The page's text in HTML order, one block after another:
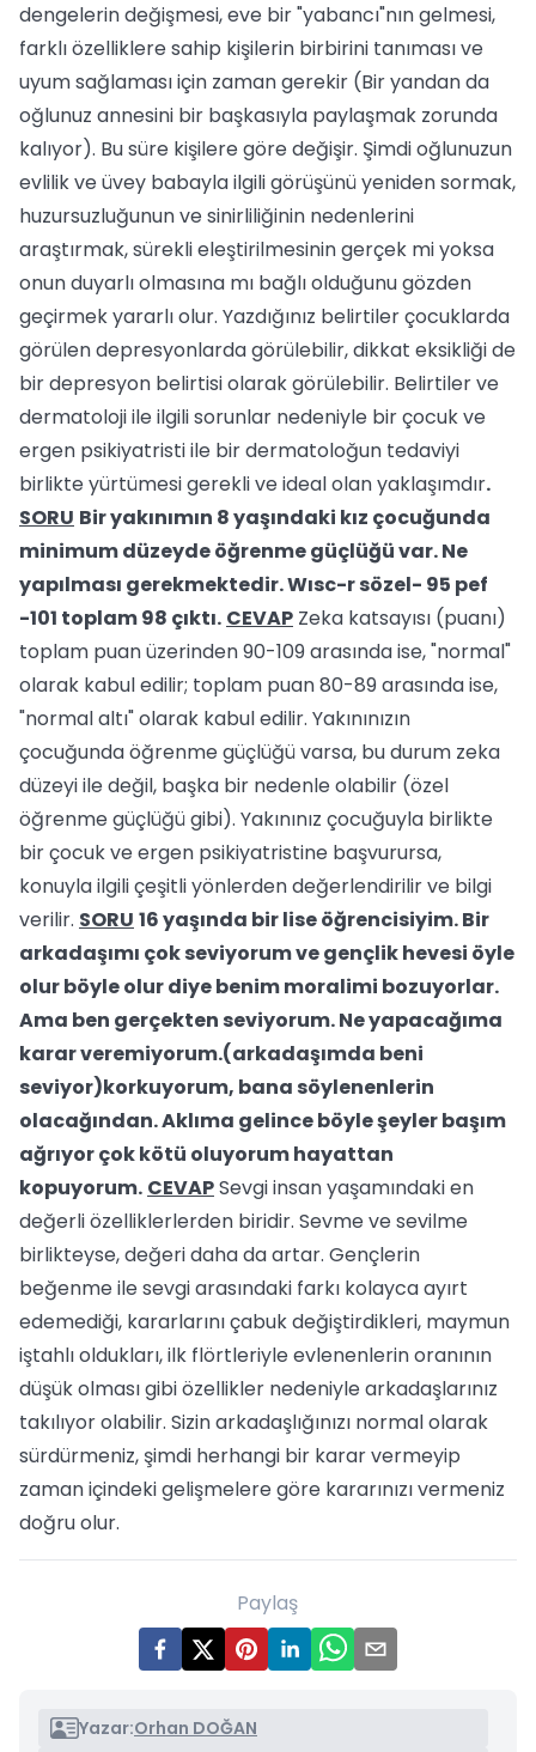
dengelerin değişmesi, eve bir "yabancı"nın gelmesi,
farklı özelliklere sahip kişilerin birbirini tanıması ve
uyum sağlaması için zaman gerekir (Bir yandan da
oğlunuz annesini bir başkasıyla paylaşmak zorunda
kalıyor). Bu süre kişilere göre değişir. Şimdi oğlunuzun
evlilik ve üvey babayla ilgili görüşünü yeniden sormak,
huzursuzluğunun ve sinirliliğinin nedenlerini
araştırmak, sürekli eleştirilmesinin gerçek mi yoksa
onun duyarlı olmasına mı bağlı olduğunu gözden
geçirmek yararlı olur. Yazdığınız belirtiler çocuklarda
görülen depresyonlarda görülebilir, dikkat eksikliği de
bir depresyon belirtisi olarak görülebilir. Belirtiler ve
dermatoloji ile ilgili sorunlar nedeniyle bir çocuk ve
ergen psikiyatristi ile bir dermatoloğun tedaviyi
birlikte yürtümesi gerekli ve ideal olan yaklaşımdır.
SORU Bir yakınımın 8 yaşındaki kız çocuğunda
minimum düzeyde öğrenme güçlüğü var. Ne
yapılması gerekmektedir. Wısc-r sözel- 95 pef
-101 toplam 98 çıktı. CEVAP Zeka katsayısı (puanı)
toplam puan üzerinden 90-109 arasında ise, "normal"
olarak kabul edilir; toplam puan 80-89 arasında ise,
"normal altı" olarak kabul edilir. Yakınınızın
çocuğunda öğrenme güçlüğü varsa, bu durum zeka
düzeyi ile değil, başka bir nedenle olabilir (özel
öğrenme güçlüğü gibi). Yakınınız çocuğuyla birlikte
bir çocuk ve ergen psikiyatristine başvurursa,
konuyla ilgili çeşitli yönlerden değerlendirilir ve bilgi
verilir. SORU 16 yaşında bir lise öğrencisiyim. Bir
arkadaşımı çok seviyorum ve gençlik hevesi öyle
olur böyle olur diye benim moralimi bozuyorlar.
Ama ben gerçekten seviyorum. Ne yapacağıma
karar veremiyorum.(arkadaşımda beni
seviyor)korkuyorum, bana söylenenlerin
olacağından. Aklıma gelince böyle şeyler başım
ağrıyor çok kötü oluyorum hayattan
kopuyorum. CEVAPSevgi insan yaşamındaki en
değerli özelliklerlerden biridir. Sevme ve sevilme
birlikteyse, değeri daha da artar. Gençlerin
beğenme ile sevgi arasındaki farkı kolayca ayırt
edemediği, kararlarını çabuk değiştirdikleri, maymun
iştahlı oldukları, ilk flörtleriyle evlenenlerin oranının
düşük olması gibi özellikler nedeniyle arkadaşlarınız
takılıyor olabilir. Sizin arkadaşlığınızı normal olarak
sürdürmeniz, şimdi herhangi bir karar vermeyip
zaman içindeki gelişmelere göre kararınızı vermeniz
doğru olur.
Paylaş
Yazar:Orhan DOĞAN